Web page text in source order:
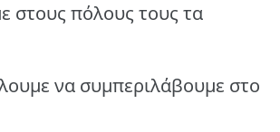
στους πόλους τους τα
να συμπεριλάβουμε στο